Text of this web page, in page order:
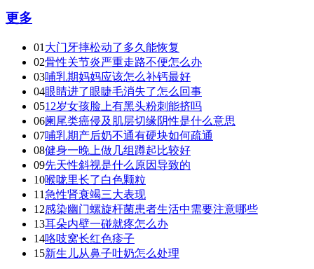
更多
01 大门牙摔松动了多久能恢复
02骨性关节炎严重走路不便怎么办
03哺乳期妈妈应该怎么补钙最好
04眼睛进了眼睫毛消失了怎么回事
0512岁女孩脸上有黑头粉刺能挤吗
06阑尾类癌侵及肌层切缘阴性是什么意思
07哺乳期产后奶不通有硬块如何疏通
08健身一晚上做几组蹲起比较好
09先天性斜视是什么原因导致的
10喉咙里长了白色颗粒
11 急性肾衰竭三大表现
12感染幽门螺旋杆菌患者生活中需要注意哪些
13耳朵内壁一碰就疼怎么办
14咯吱窝长红色疹子
15新生儿从鼻子吐奶怎么处理